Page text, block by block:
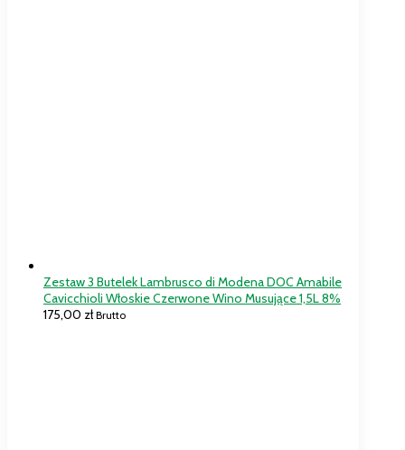
Zestaw 3 Butelek Lambrusco di Modena DOC Amabile
Cavicchioli Włoskie Czerwone Wino Musujące 1,5L 8%
175,00 zł Brutto